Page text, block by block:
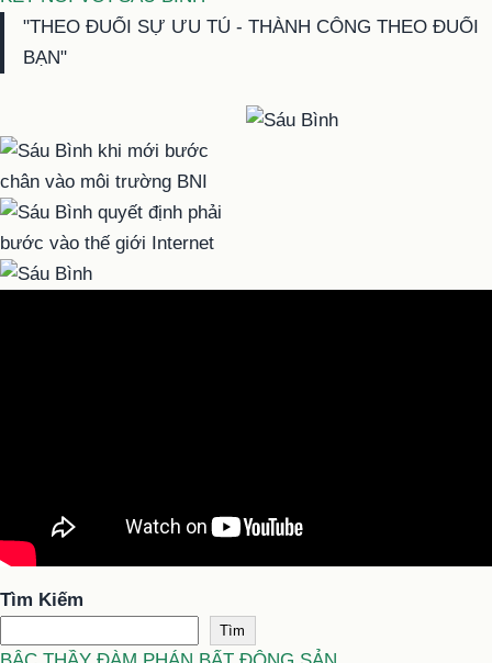
"THEO ĐUỔI SỰ ƯU TÚ - THÀNH CÔNG THEO ĐUỔI
BẠN"
Tìm Kiếm
Tìm